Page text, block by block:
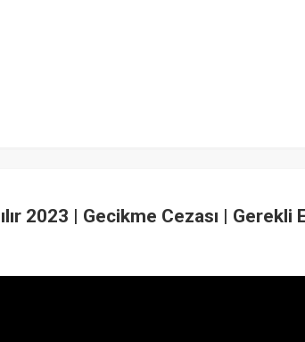
2023 | Gecikme Cezası | Gerekli